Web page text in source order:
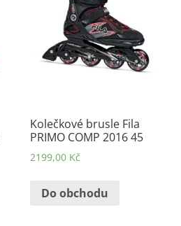
Kolečkové brusle Fila
PRIMO COMP 2016 45
2199,00 Kč
Do obchodu